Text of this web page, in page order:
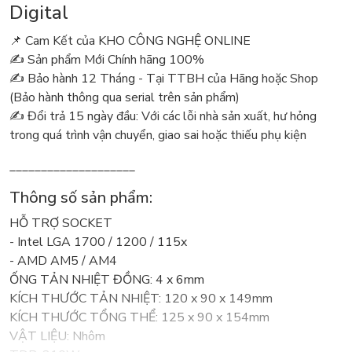
Digital
📌 Cam Kết của KHO CÔNG NGHỆ ONLINE
✍️ Sản phẩm Mới Chính hãng 100%
✍️ Bảo hành 12 Tháng - Tại TTBH của Hãng hoặc Shop
(Bảo hành thông qua serial trên sản phẩm)
✍️ Đổi trả 15 ngày đầu: Với các lỗi nhà sản xuất, hư hỏng
trong quá trình vận chuyển, giao sai hoặc thiếu phụ kiện
____________________
Thông số sản phẩm:
HỖ TRỢ SOCKET
- Intel LGA 1700 / 1200 / 115x
- AMD AM5 / AM4
ỐNG TẢN NHIỆT ĐỒNG: 4 x 6mm
KÍCH THƯỚC TẢN NHIỆT: 120 x 90 x 149mm
KÍCH THƯỚC TỔNG THỂ: 125 x 90 x 154mm
VẬT LIỆU: Nhôm